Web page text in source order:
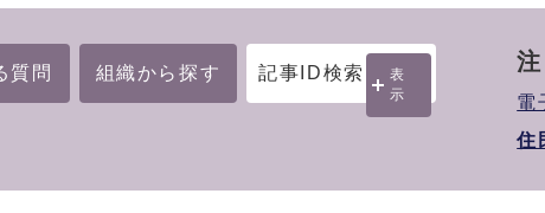
質問 組織から探す 記事ID検索
表
示
電
住